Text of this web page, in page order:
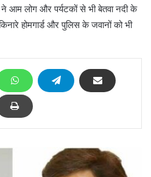
ने आम लोग और पर्यटकों से भी बेतवा नदी के
होमगार्ड और पुलिस के जवानों को भी